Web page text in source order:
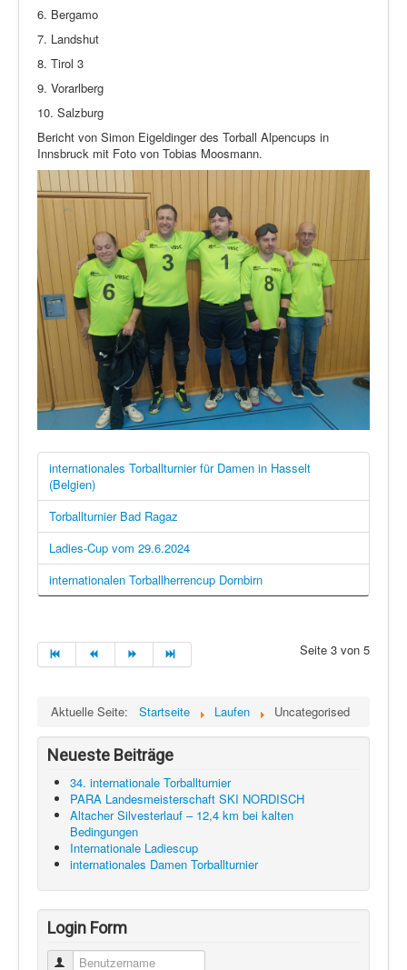
6. Bergamo
7. Landshut
8. Tirol 3
9. Vorarlberg
10. Salzburg
Bericht von Simon Eigeldinger des Torball Alpencups in
Innsbruck mit Foto von Tobias Moosmann.
internationales Torballturnier für Damen in Hasselt
(Belgien)
Torballturnier Bad Ragaz
Ladies-Cup vom 29.6.2024
internationalen Torballherrencup Dornbirn
Seite 3 von 5
Aktuelle Seite: Startseite Laufen Uncategorised
Neueste Beiträge
34. internationale Torballturnier
PARA Landesmeisterschaft SKI NORDISCH
Altacher Silvesterlauf – 12,4 km bei kalten
Bedingungen
Internationale Ladiescup
internationales Damen Torballturnier
Login Form
Benutzername